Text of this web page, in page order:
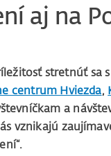
aj na
stretnúť sa
centrum Hviezda,
a
vznikajú